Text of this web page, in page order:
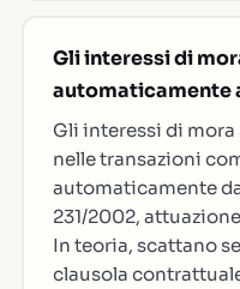
Gli interessi di
automaticamente
Gli interessi di
nelle transazioni
automaticamente
231/2002,
In teoria, scattano
clausola